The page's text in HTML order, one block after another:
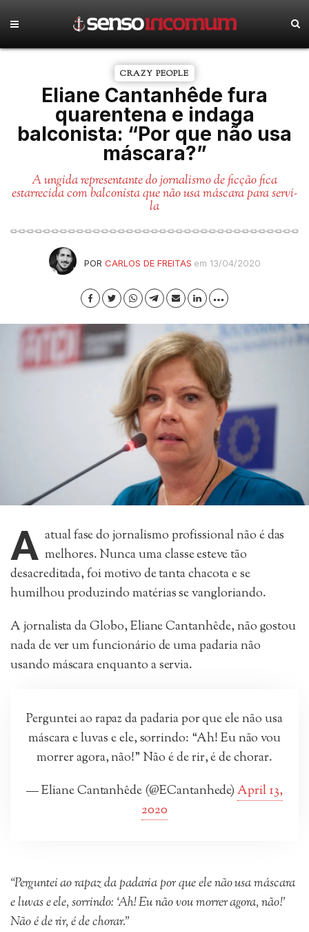
CRAZY PEOPLE
Eliane Cantanhêde fura
quarentena e indaga
balconista: “Por que não usa
máscara?”
A ungida representante do jornalismo de ficção fica
estarrecida com balconista que não usa máscara para servi-
la
POR CARLOS DE FREITAS em 13/04/2020
A atual fase do jornalismo profissional não é das
melhores. Nunca uma classe esteve tão
desacreditada, foi motivo de tanta chacota e se
humilhou produzindo matérias se vangloriando.
A jornalista da Globo, Eliane Cantanhêde, não gostou
nada de ver um funcionário de uma padaria não
usando máscara enquanto a servia.
Perguntei ao rapaz da padaria por que ele não usa
máscara e luvas e ele, sorrindo: “Ah! Eu não vou
morrer agora, não!” Não é de rir, é de chorar.
— Eliane Cantanhêde (@ECantanhede)April 13,
2020
“Perguntei ao rapaz da padaria por que ele não usa máscara
e luvas e ele, sorrindo: ‘Ah! Eu não vou morrer agora, não!’
Não é de rir, é de chorar.”